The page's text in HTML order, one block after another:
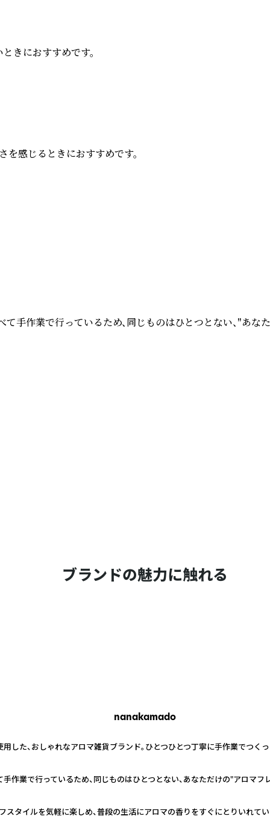
きにおすすめです。
感じるときにおすすめです。
作業で行っているため、同じものはひとつとない、"あ
ブランドの魅力に触れる
nanakamado
した、おしゃれなアロマ雑貨ブランド。ひとつひとつ丁寧に手作業でつく
作業で行っているため、同じものはひとつとない、あなただけの"アロマフ
タイルを気軽に楽しめ、普段の生活にアロマの香りをすぐにとりいれてい